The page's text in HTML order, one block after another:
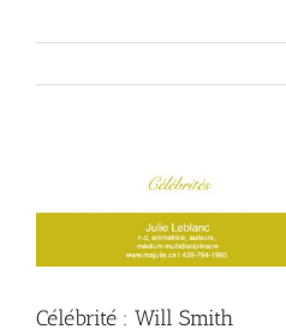
Célébrité : Will Smith